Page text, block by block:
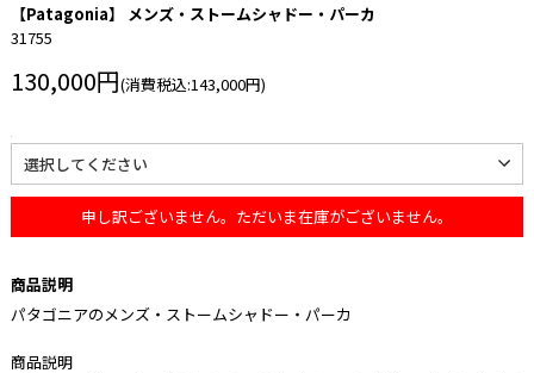
【Patagonia】 メンズ・ストームシャドー・パーカ
31755
130,000円(消費税込:143,000円)
申し訳ございません。ただいま在庫がございません。
商品説明
パタゴニアのメンズ・ストームシャドー・パーカ
商品説明